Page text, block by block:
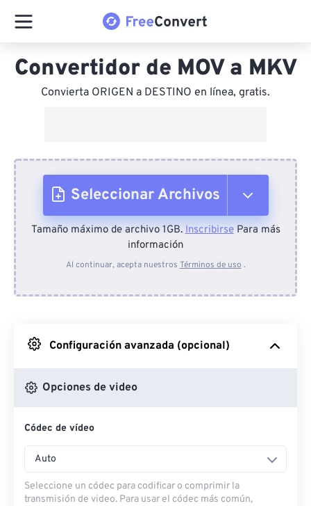
Convertidor de MOV a MKV
Convierta ORIGEN a DESTINO en línea, gratis.
Seleccionar Archivos
Desde el dispositivo
Desde Google Drive
Desde OneDrive
Desde URL
Tamaño máximo de archivo 1GB.InscribirsePara más
información
Al continuar, acepta nuestros Términos de uso .
Configuración avanzada (opcional)
Opciones de video
Códec de vídeo
Auto
Seleccione un códec para codificar o comprimir la
transmisión de video. Para usar el códec más común,